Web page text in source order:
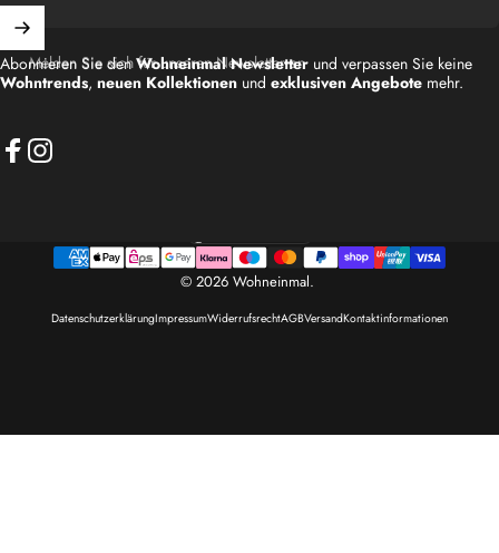
Melden Sie sich für unseren Newsletter an
Abonnieren Sie denWohneinmal Newsletter und verpassen Sie keine
Wohntrends, neuen Kollektionen und exklusiven Angebote mehr.
© 2026 Wohneinmal.
DatenschutzerklärungImpressumWiderrufsrechtAGBVersandKontaktinformationen
Land/Region